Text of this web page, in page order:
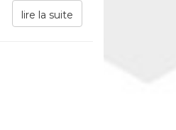
lire la suite